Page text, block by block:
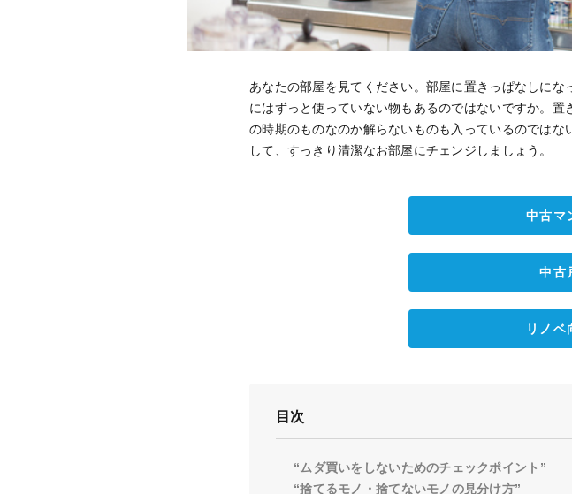
あなたの部屋を見てください。部屋に置きっぱなしに
にはずっと使っていない物もあるのではないですか。
の時期のものなのか解らないものも入っているのでは
して、すっきり清潔なお部屋にチェンジしましょう。
中古マ
中古
リノベ
目次
“ムダ買いをしないためのチェックポイント”
“捨てるモノ・捨てないモノの見分け方”